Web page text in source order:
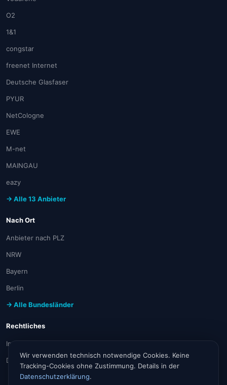
O2
1&1
congstar
freenet Internet
Deutsche Glasfaser
PYUR
NetCologne
EWE
M-net
MAINGAU
eazy
→ Alle 13 Anbieter
Nach Ort
Anbieter nach PLZ
NRW
Bayern
Berlin
→ Alle Bundesländer
Rechtliches
Impressum
Datenschutz
Wir verwenden technisch notwendige Cookies. Keine
Tracking-Cookies ohne Zustimmung. Details in der
Datenschutzerklärung.